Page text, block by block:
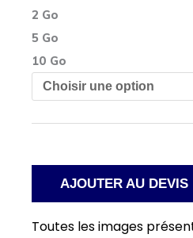
2 Go
5 Go
10 Go
AJOUTER AU DEVIS
Toutes les images